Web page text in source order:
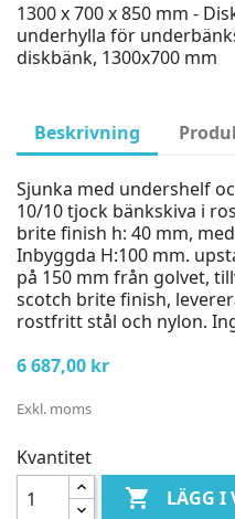
1300 x 700 x 850 mm -
underhylla för
diskbänk, 1300x700 mm
Beskrivning
Sjunka med undershelf
10/10 tjock bänkskiva i
brite finish h: 40 mm,
Inbyggda H:100 mm.
på 150 mm från golvet,
scotch brite finish,
rostfritt stål och nylon.
6 687,00 kr
Exkl. moms
Kvantitet
 LÄGG I